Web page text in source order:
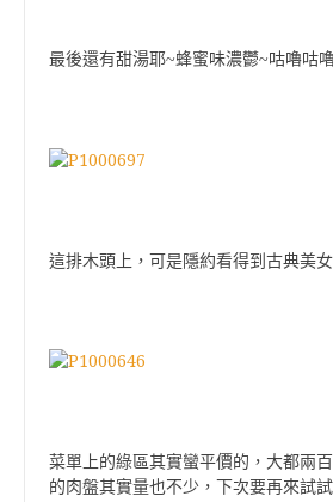
最後還有甜湯耶~蜂蜜味濃鬱~咕嚕咕
這排木頭上，可是隱約看得到古典美女
菜單上的綠區其實蠻平價的，大都兩
的肉盤其實量也不少，下次要再來試